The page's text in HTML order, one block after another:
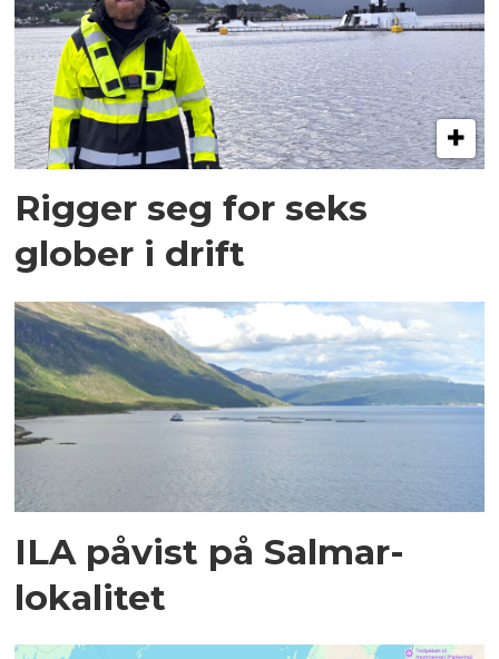
Rigger seg for seks
glober i drift
ILA påvist på Salmar-
lokalitet